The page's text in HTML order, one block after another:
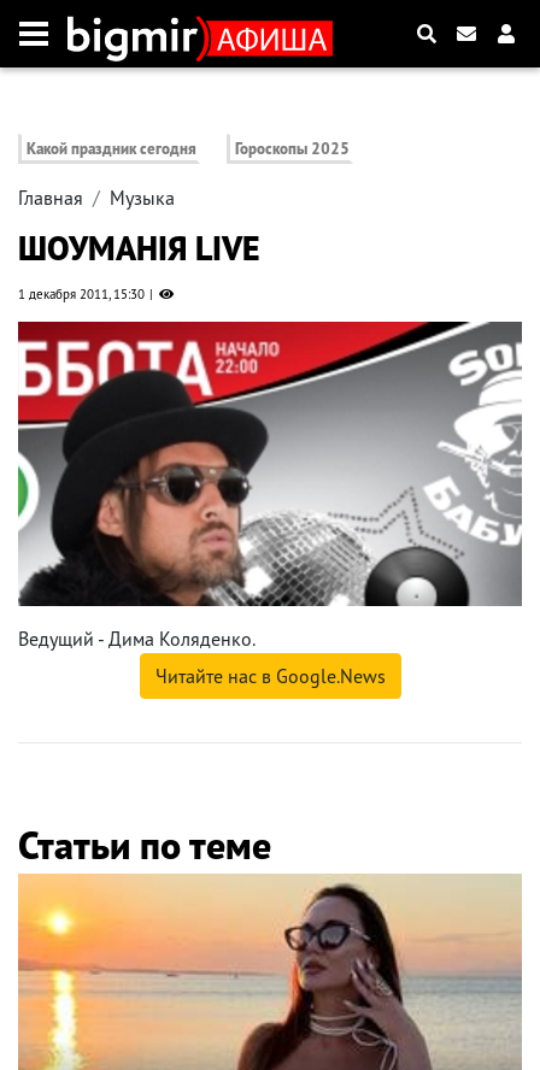
Какой праздник сегодня Гороскопы 2025
Главная Музыка
ШОУМАНІЯ LIVE
1 декабря 2011, 15:30
Ведущий - Дима Коляденко.
Читайте нас в Google.News
Статьи по теме